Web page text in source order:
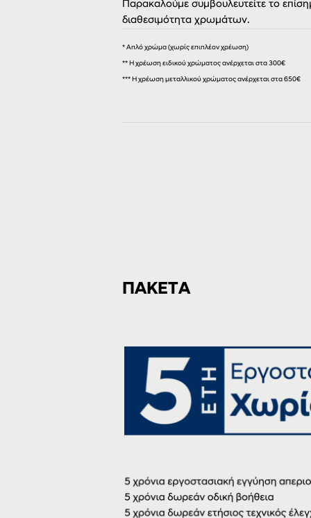
Παρακαλούμε συμβουλευτείτε το
διαθεσιμότητα χρωμάτων.
* Απλό χρώμα (χωρίς επιπλέον χρέωση)
** Η χρέωση ειδικού χρώματος ανέρχεται στα 300€
*** Η χρέωση μεταλλικού χρώματος ανέρχεται στα 650€
ΠΑΚΕΤΑ